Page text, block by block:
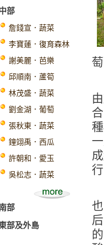
部
詹錢宣．蔬菜
李寶蓮．復育森林
謝美麗．芭樂
邱順南．蘆筍
林茂盛．蔬菜
劉金湖．葡萄
張秋東．蔬菜
鐘翊禹．西瓜
許朝和．愛玉
吳松志．蔬菜
部
部及外島
行